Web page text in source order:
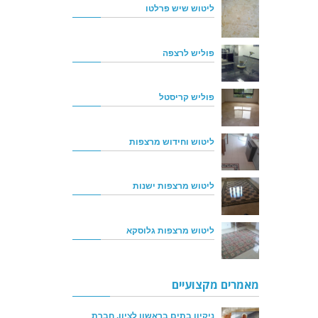
ליטוש שיש פרלטו
פוליש לרצפה
פוליש קריסטל
ליטוש וחידוש מרצפות
ליטוש מרצפות ישנות
ליטוש מרצפות גלוסקא
מאמרים מקצועיים
ניקיון בתים בראשון לציון, חברת